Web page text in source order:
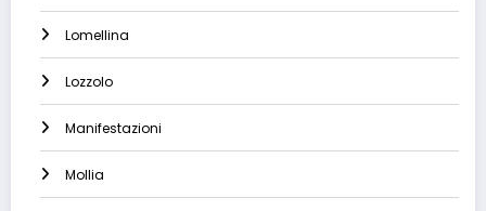
Lomellina
Lozzolo
Manifestazioni
Mollia